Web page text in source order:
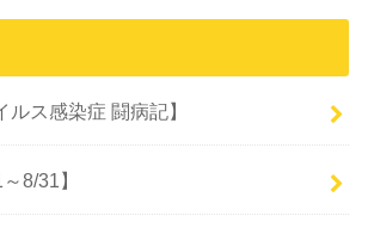
ルス感染症 闘病記】
8/31】